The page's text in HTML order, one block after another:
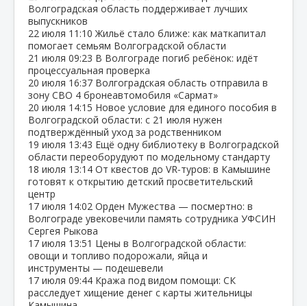
Волгоградская область поддерживает лучших
выпускников
22 июля 11:10 Жильё стало ближе: как маткапитал
помогает семьям Волгоградской области
21 июля 09:23 В Волгограде погиб ребёнок: идёт
процессуальная проверка
20 июля 16:37 Волгоградская область отправила в
зону СВО 4 бронеавтомобиля «Сармат»
20 июля 14:15 Новое условие для единого пособия в
Волгоградской области: с 21 июля нужен
подтверждённый уход за родственником
19 июля 13:43 Ещё одну библиотеку в Волгоградской
области переоборудуют по модельному стандарту
18 июля 13:14 От квестов до VR‑туров: в Камышине
готовят к открытию детский просветительский
центр
17 июля 14:02 Орден Мужества — посмертно: в
Волгограде увековечили память сотрудника УФСИН
Сергея Рыкова
17 июля 13:51 Цены в Волгоградской области:
овощи и топливо подорожали, яйца и
инструменты — подешевели
17 июля 09:44 Кража под видом помощи: СК
расследует хищение денег с карты жительницы